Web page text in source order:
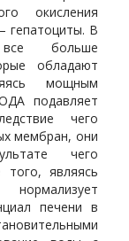
окисления
гепатоциты. В
больше
обладают
мощным
подавляет
чего
мембран, они
чего
являясь
печени в